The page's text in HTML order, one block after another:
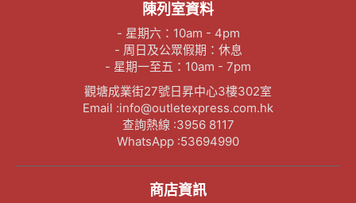
陳列室資料
- 星期六：10am - 4pm
- 周日及公眾假期：休息
- 星期一至五：10am - 7pm
觀塘成業街27號日昇中心3樓302室
Email :info@outletexpress.com.hk
查詢熱線 :3956 8117
WhatsApp :53694990
商店資訊